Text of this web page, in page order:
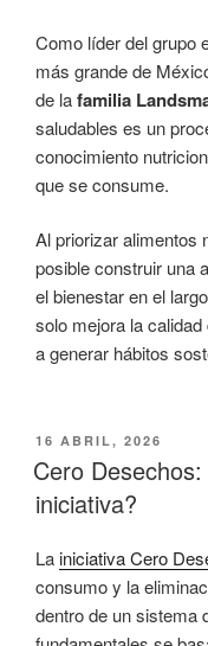
Como líder del grupo
más grande de
de lafamilia
saludables es un
conocimiento
que se consume.
Al priorizar alimentos
posible construir una
el bienestar en el
solo mejora la
a generar hábitos
PUBLICADO
EL
16 ABRIL, 2026
Cero
iniciativa?
Lainiciativa Cero
consumo y la
dentro de un sistema